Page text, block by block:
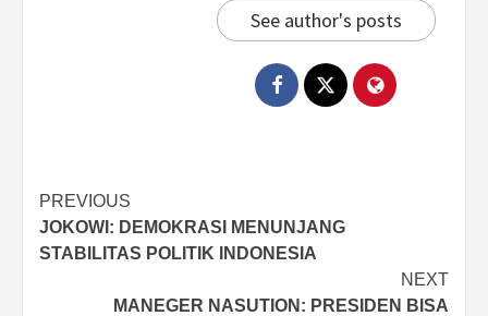
See author's posts
Post
navigation
PREVIOUS
JOKOWI: DEMOKRASI MENUNJANG
STABILITAS POLITIK INDONESIA
NEXT
MANEGER NASUTION: PRESIDEN BISA